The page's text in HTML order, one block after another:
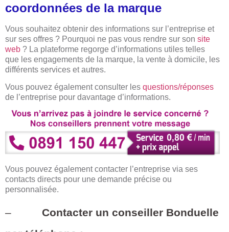
coordonnées de la marque
Vous souhaitez obtenir des informations sur l’entreprise et
sur ses offres ? Pourquoi ne pas vous rendre sur son site
web ? La plateforme regorge d’informations utiles telles
que les engagements de la marque, la vente à domicile, les
différents services et autres.
Vous pouvez également consulter les questions/réponses
de l’entreprise pour davantage d’informations.
Vous pouvez également contacter l’entreprise via ses
contacts directs pour une demande précise ou
personnalisée.
– Contacter un conseiller Bonduelle